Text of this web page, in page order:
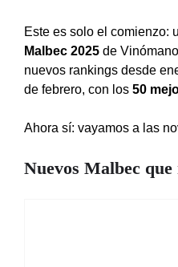
Este es solo el comienzo:
Malbec 2025 de
nuevos rankings desde
de febrero, con los 50
Ahora sí: vayamos a las
Nuevos Malbec